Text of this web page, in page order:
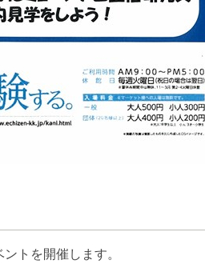
トを開催します。